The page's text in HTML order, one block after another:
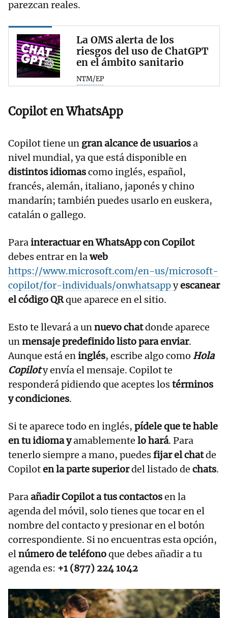
parezcan reales.
La OMS alerta de los
riesgos del uso de ChatGPT
en el ámbito sanitario
NTM/EP
Copilot en WhatsApp
Copilot tiene un gran alcance de usuariosa
nivel mundial, ya que está disponible en
distintos idiomascomo inglés, español,
francés, alemán, italiano, japonés y chino
mandarín; también puedes usarlo en euskera,
catalán o gallego.
Parainteractuar en WhatsApp con Copilot
debes entrar en laweb
https://www.microsoft.com/en-us/microsoft-
copilot/for-individuals/onwhatsappyescanear
el código QRque aparece en el sitio.
Esto te llevará a unnuevo chatdonde aparece
unmensaje predefinido listo para enviar.
Aunque está eninglés, escribe algo como Hola
Copiloty envía el mensaje. Copilot te
responderá pidiendo que aceptes lostérminos
y condiciones.
Si te aparece todo en inglés, pídele que te hable
en tu idioma yamablemente lo hará. Para
tenerlo siempre a mano, puedesfijar el chatde
Copiloten la parte superiordel listado de chats.
Paraañadir Copilot a tus contactosen la
agenda del móvil, solo tienes que tocar en el
nombre del contacto y presionar en el botón
correspondiente. Si no encuentras esta opción,
elnúmero de teléfonoque debes añadir a tu
agenda es: +1 (877) 224 1042